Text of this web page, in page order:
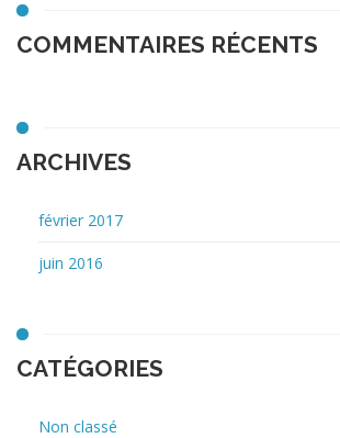
COMMENTAIRES RÉCENTS
ARCHIVES
février 2017
juin 2016
CATÉGORIES
Non classé